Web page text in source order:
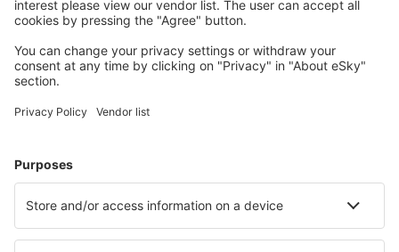
Unterkünfte in USA - Beliebte Städte
Unterkunft in Kissimmee Unterkunft in Sevierville
Unterkunft in San Francisco Unterkunft in Orlando